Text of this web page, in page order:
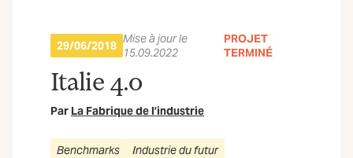
29/06/2018 Mise à jour le
15.09.2022
PROJET
TERMINÉ
Italie 4.0
Par La Fabrique de l’industrie
Benchmarks Industrie du futur